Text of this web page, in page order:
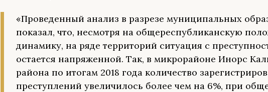
«Проведенный анализ в разрезе муниципальных
показал, что, несмотря на общереспубликанскую
динамику, на ряде территорий ситуация с
остается напряженной. Так, в микрорайоне Инорс
района по итогам 2018 года количество
преступлений увеличилось более чем на 6%, при